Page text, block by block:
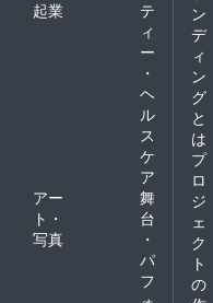
起業
テ
ィ
ー
・
ヘ
ル
ス
ケ
ア
アー
ト・
写真
舞
台
・
パ
フ
ン
デ
ィ
ン
グ
と
は
プ
ロ
ジ
ェ
ク
ト
の